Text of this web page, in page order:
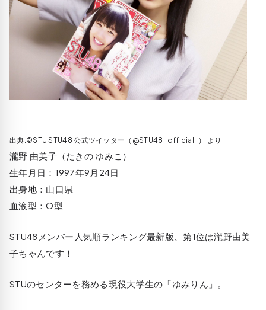
出典:©STU STU48 公式ツイッター（@STU48_official_） より
瀧野 由美子（たきの ゆみこ）
生年月日：1997年9月24日
出身地：山口県
血液型：O型
STU48メンバー人気順ランキング最新版、第1位は瀧野由美
子ちゃんです！
STUのセンターを務める現役大学生の「ゆみりん」。